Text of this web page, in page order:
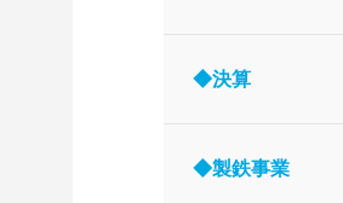
◆決算
◆製鉄事業